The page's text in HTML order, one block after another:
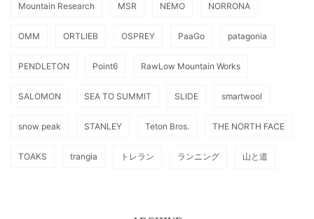
Mountain Research MSR NEMO NORRONA
OMM ORTLIEB OSPREY PaaGo patagonia
PENDLETON Point6 RawLow Mountain Works
SALOMON SEA TO SUMMIT SLIDE smartwool
snow peak STANLEY Teton Bros. THE NORTH FACE
TOAKS trangia トレラン ランニング 山と道